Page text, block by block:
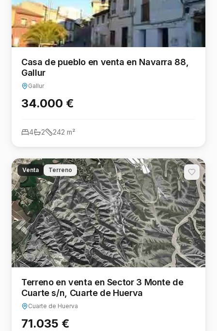
Casa de pueblo en venta en Navarra 88,
Gallur
Gallur
34.000 €
4 2 242 m²
Venta Terreno
Terreno en venta en Sector 3 Monte de
Cuarte s/n, Cuarte de Huerva
Cuarte de Huerva
71.035 €